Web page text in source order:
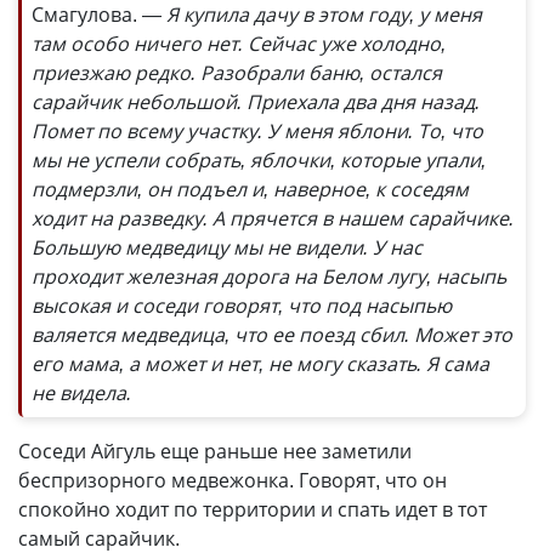
Смагулова. — Я купила дачу в этом году, у меня
там особо ничего нет. Сейчас уже холодно,
приезжаю редко. Разобрали баню, остался
сарайчик небольшой. Приехала два дня назад.
Помет по всему участку. У меня яблони. То, что
мы не успели собрать, яблочки, которые упали,
подмерзли, он подъел и, наверное, к соседям
ходит на разведку. А прячется в нашем сарайчике.
Большую медведицу мы не видели. У нас
проходит железная дорога на Белом лугу, насыпь
высокая и соседи говорят, что под насыпью
валяется медведица, что ее поезд сбил. Может это
его мама, а может и нет, не могу сказать. Я сама
не видела.
Соседи Айгуль еще раньше нее заметили
беспризорного медвежонка. Говорят, что он
спокойно ходит по территории и спать идет в тот
самый сарайчик.